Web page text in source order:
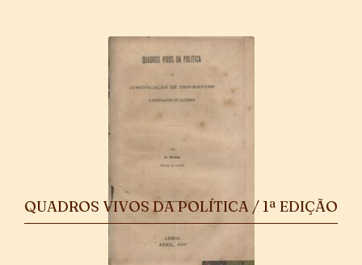
QUADROS VIVOS DA POLÍTICA / 1ª EDIÇÃO